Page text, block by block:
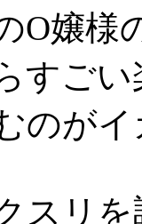
O嬢様
すご
のが
スリ